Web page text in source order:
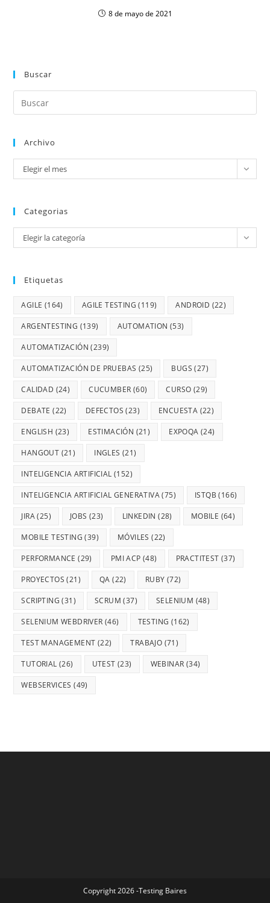
8 de mayo de 2021
Buscar
Archivo
Elegir el mes
Categorias
Elegir la categoría
Etiquetas
AGILE (164) AGILE TESTING (119) ANDROID (22)
ARGENTESTING (139) AUTOMATION (53)
AUTOMATIZACIÓN (239)
AUTOMATIZACIÓN DE PRUEBAS (25) BUGS (27)
CALIDAD (24) CUCUMBER (60) CURSO (29)
DEBATE (22) DEFECTOS (23) ENCUESTA (22)
ENGLISH (23) ESTIMACIÓN (21) EXPOQA (24)
HANGOUT (21) INGLES (21)
INTELIGENCIA ARTIFICIAL (152)
INTELIGENCIA ARTIFICIAL GENERATIVA(75) ISTQB (166)
JIRA(25) JOBS (23) LINKEDIN (28) MOBILE (64)
MOBILE TESTING (39) MÓVILES (22)
PERFORMANCE (29) PMI ACP (48) PRACTITEST (37)
PROYECTOS (21) QA (22) RUBY (72)
SCRIPTING (31) SCRUM (37) SELENIUM (48)
SELENIUM WEBDRIVER (46) TESTING (162)
TEST MANAGEMENT (22) TRABAJO (71)
TUTORIAL (26) UTEST (23) WEBINAR (34)
WEBSERVICES (49)
Copyright 2026 -Testing Baires